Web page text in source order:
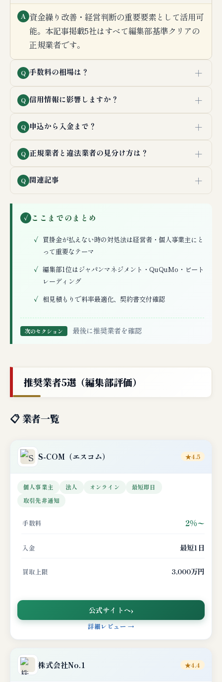
A 資金繰り改善・経営判断の重要要素として活用可
能。本記事掲載5社はすべて編集部基準クリアの
正規業者です。
Q 手数料の相場は？ ＋
Q 信用情報に影響しますか？ ＋
Q 申込から入金まで？ ＋
Q 正規業者と違法業者の見分け方は？ ＋
Q 関連記事 ＋
✓ ここまでのまとめ
買掛金が払えない時の対処法は経営者・個人事業主にと
って重要なテーマ
編集部1位はジャパンマネジメント・QuQuMo・ビート
レーディング
相見積もりで料率最適化、契約書交付確認
次のセクション 最後に推奨業者を確認
推奨業者5選（編集部評価）
📋 業者一覧
S-COM （エスコム） ★4.5
個人事業主 法人 オンライン
最短即日
取引先非通知
手数料 2%〜
入金 最短1日
買取上限 3,000万円
公式サイトへ
詳細レビュー →
株式会社No.1 ★4.4